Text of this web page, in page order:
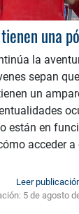
la
sepan
un
están en
acceder a
Leer
5 de agosto